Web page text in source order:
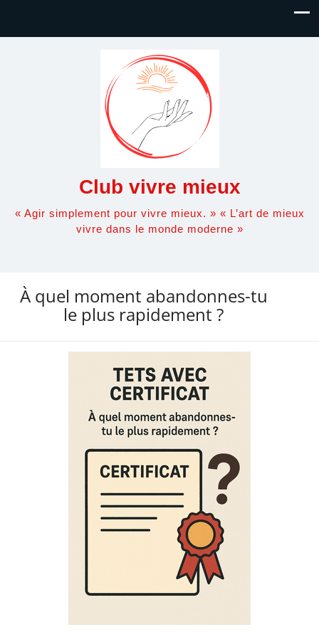
Club vivre mieux
« Agir simplement pour vivre mieux. » « L’art de mieux
vivre dans le monde moderne »
À quel moment abandonnes-tu
le plus rapidement ?